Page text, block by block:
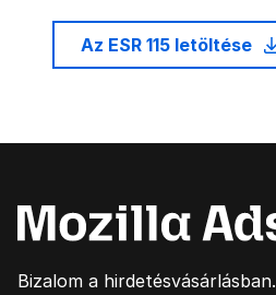
Az ESR 115 letöltése
Bizalom a hirdetésvásárlásban.